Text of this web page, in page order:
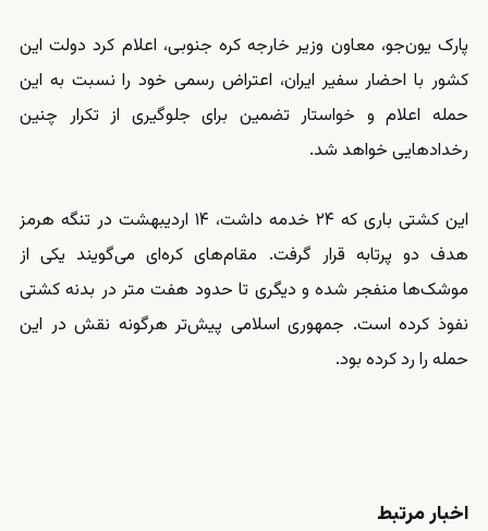
پارک یون‌جو، معاون وزیر خارجه کره جنوبی، اعلام کرد دولت این
کشور با احضار سفیر ایران، اعتراض رسمی خود را نسبت به این
حمله اعلام و خواستار تضمین برای جلوگیری از تکرار چنین
رخدادهایی خواهد شد.
این کشتی باری که ۲۴ خدمه داشت، ۱۴ اردیبهشت در تنگه هرمز
هدف دو پرتابه قرار گرفت. مقام‌های کره‌ای می‌گویند یکی از
موشک‌ها منفجر شده و دیگری تا حدود هفت متر در بدنه کشتی
نفوذ کرده است. جمهوری اسلامی پیش‌تر هرگونه نقش در این
حمله را رد کرده بود.
اخبار مرتبط